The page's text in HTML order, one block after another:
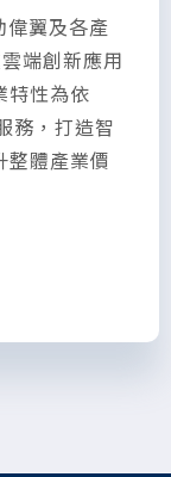
翼及各產
端創新應用
特性為依
務，打造智
整體產業價